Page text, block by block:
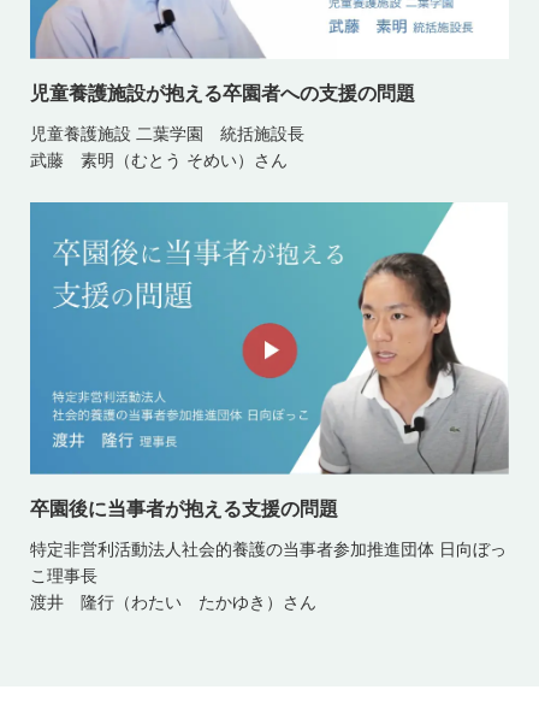
児童養護施設が抱える卒園者への支援の問題
児童養護施設 二葉学園 統括施設長
武藤 素明（むとう そめい）さん
卒園後に当事者が抱える支援の問題
特定非営利活動法人社会的養護の当事者参加推進団体 日向ぼっ
こ理事長
渡井 隆行（わたい たかゆき）さん